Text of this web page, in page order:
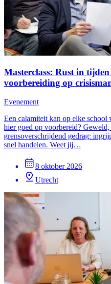
Masterclass: Rust in tijden
voorbereiding op
Evenement
Een calamiteit kan op elke
hier goed op voorbereid?
grensoverschrijdend gedrag:
snel handelen. Weet jij…
8 oktober 2026
Utrecht